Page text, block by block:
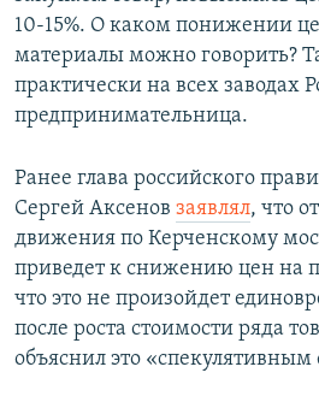
10-15%. О каком понижении
материалы можно говорить?
практически на всех заводах
предпринимательница.
Ранее глава российского
Сергей Аксенов заявлял, что
движения по Керченскому
приведет к снижению цен на
что это не произойдет
после роста стоимости ряда
объяснил это «спекулятивным